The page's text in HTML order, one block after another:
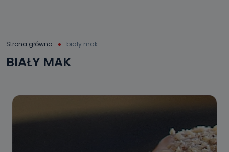
Strona główna biały mak
BIAŁY MAK